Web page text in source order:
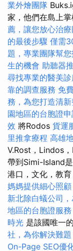
業外燴團隊
家，他們在島上
薦，讓您放心治
的最後步驟 僅需
題，專業團隊幫
生的機會 助聽器
尋找專業的醫美
靠的調查服務 免
務，為您打造清
園地區的台胞證
效 將Rodos 貨運
里推拿療程 高雄
V.Rost，Lindos
帶到Simi-Island
港口，文化，教
媽媽提供細心照顧
新北除白蟻公司
地區的台胞證服務
時光 是該國唯一
社，為你解決難題
On-Page SEO優